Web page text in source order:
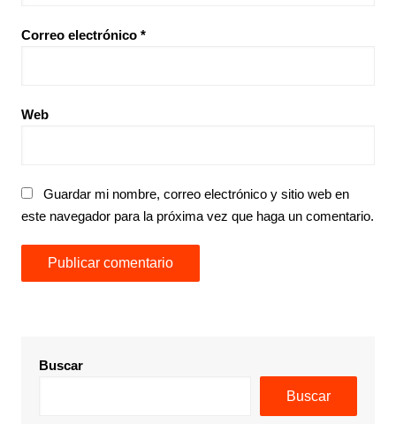
Correo electrónico *
Web
Guardar mi nombre, correo electrónico y sitio web en
este navegador para la próxima vez que haga un comentario.
Buscar
Buscar